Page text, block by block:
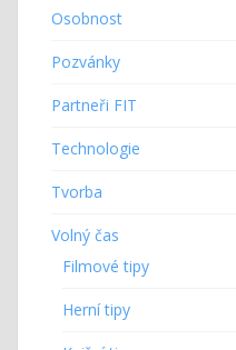
Osobnost
Pozvánky
Partneři FIT
Technologie
Tvorba
Volný čas
Filmové tipy
Herní tipy